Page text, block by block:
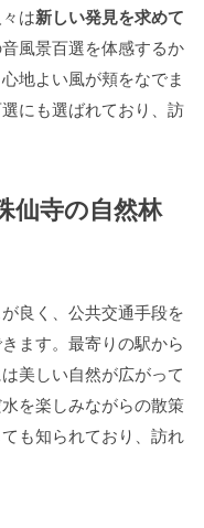
は新しい発見を求めて
風景百選を体感するか
地よい風が頬をなでま
にも選ばれており、訪
仙寺の自然林
良く、公共交通手段を
ます。最寄りの駅から
美しい自然が広がって
を楽しみながらの散策
も知られており、訪れ